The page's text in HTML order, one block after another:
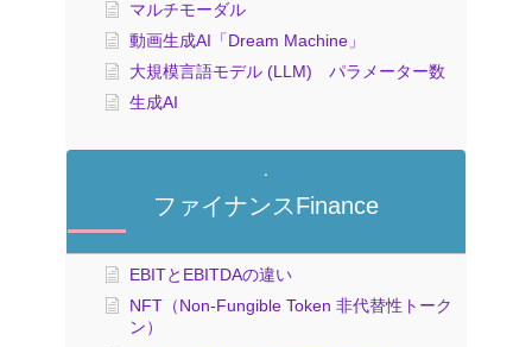
マルチモーダル
動画生成AI「Dream Machine」
大規模言語モデル (LLM) パラメーター数
生成AI
ファイナンスFinance
EBITとEBITDAの違い
NFT（Non-Fungible Token 非代替性トーク
ン）